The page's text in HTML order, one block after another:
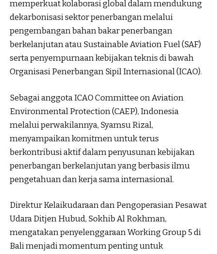
memperkuat kolaborasi global dalam mendukung
dekarbonisasi sektor penerbangan melalui
pengembangan bahan bakar penerbangan
berkelanjutan atau Sustainable Aviation Fuel (SAF)
serta penyempurnaan kebijakan teknis di bawah
Organisasi Penerbangan Sipil Internasional (ICAO).
Sebagai anggota ICAO Committee on Aviation
Environmental Protection (CAEP), Indonesia
melalui perwakilannya, Syamsu Rizal,
menyampaikan komitmen untuk terus
berkontribusi aktif dalam penyusunan kebijakan
penerbangan berkelanjutan yang berbasis ilmu
pengetahuan dan kerja sama internasional.
Direktur Kelaikudaraan dan Pengoperasian Pesawat
Udara Ditjen Hubud, Sokhib Al Rokhman,
mengatakan penyelenggaraan Working Group 5 di
Bali menjadi momentum penting untuk